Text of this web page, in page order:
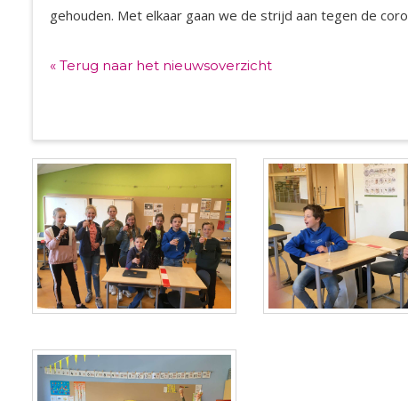
gehouden. Met elkaar gaan we de strijd aan tegen de
« Terug naar het nieuwsoverzicht